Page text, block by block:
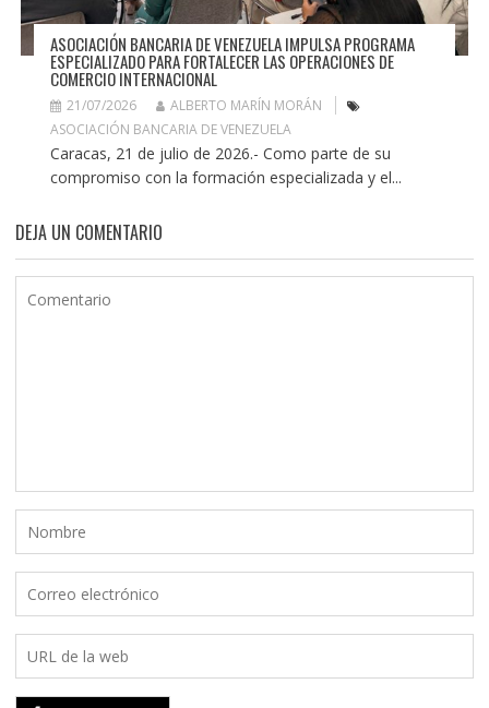
ASOCIACIÓN BANCARIA DE VENEZUELA IMPULSA PROGRAMA
ESPECIALIZADO PARA FORTALECER LAS OPERACIONES DE
COMERCIO INTERNACIONAL
21/07/2026
ALBERTO MARÍN MORÁN
ASOCIACIÓN BANCARIA DE VENEZUELA
Caracas, 21 de julio de 2026.- Como parte de su
compromiso con la formación especializada y el...
DEJA UN COMENTARIO